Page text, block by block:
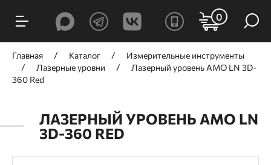
0
Главная Каталог
Измерительные инструменты
Лазерные уровни
Лазерный уровень AMO LN 3D-
360 Red
ЛАЗЕРНЫЙ УРОВЕНЬ AMO LN
3D-360 RED